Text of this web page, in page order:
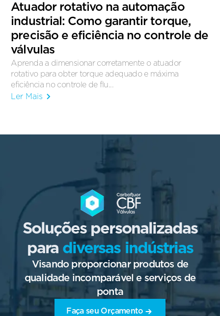
Atuador rotativo na automação
industrial: Como garantir torque,
precisão e eficiência no controle de
válvulas
Aprenda a dimensionar corretamente o atuador
rotativo para obter torque adequado e máxima
eficiência no controle de flu...
Ler Mais
Soluções personalizadas
para diversas indústrias
Visando proporcionar produtos de
qualidade incomparável e serviços de
ponta
Faça seu Orçamento